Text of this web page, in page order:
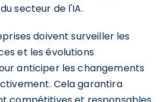
secteur de l'IA.
doivent surveiller les
et les évolutions
anticiper les changements
Cela garantira